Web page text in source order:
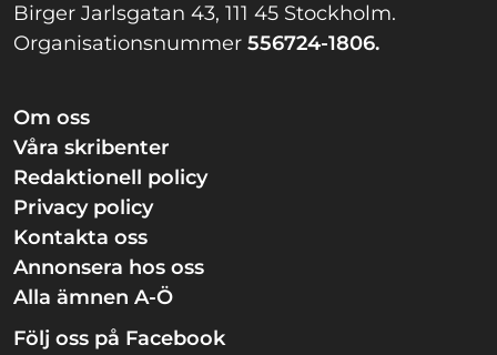
Birger Jarlsgatan 43, 111 45 Stockholm.
Organisationsnummer 556724-1806.
Om oss
Våra skribenter
Redaktionell policy
Privacy policy
Kontakta oss
Annonsera hos oss
Alla ämnen A-Ö
Följ oss på Facebook